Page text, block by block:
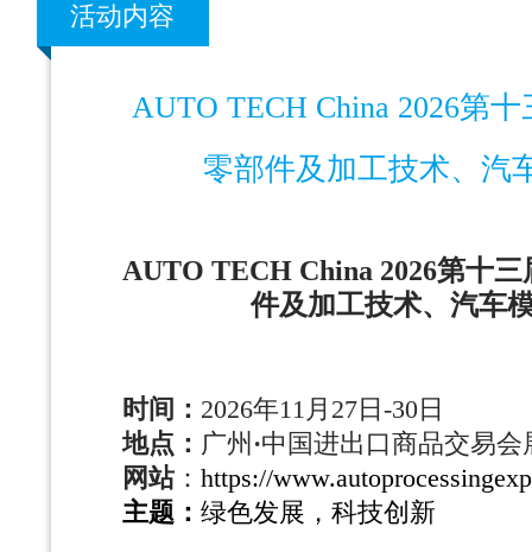
活动内容
AUTO TECH China 2026第
零部件及加工技术、汽
AUTO TECH China 2026第十
件及加工技术、汽车
时间： 2026年11月27日-30日
地点： 广州 ·中国进出口商品交易会
网站： https://
主题： 绿色发展，科技创新